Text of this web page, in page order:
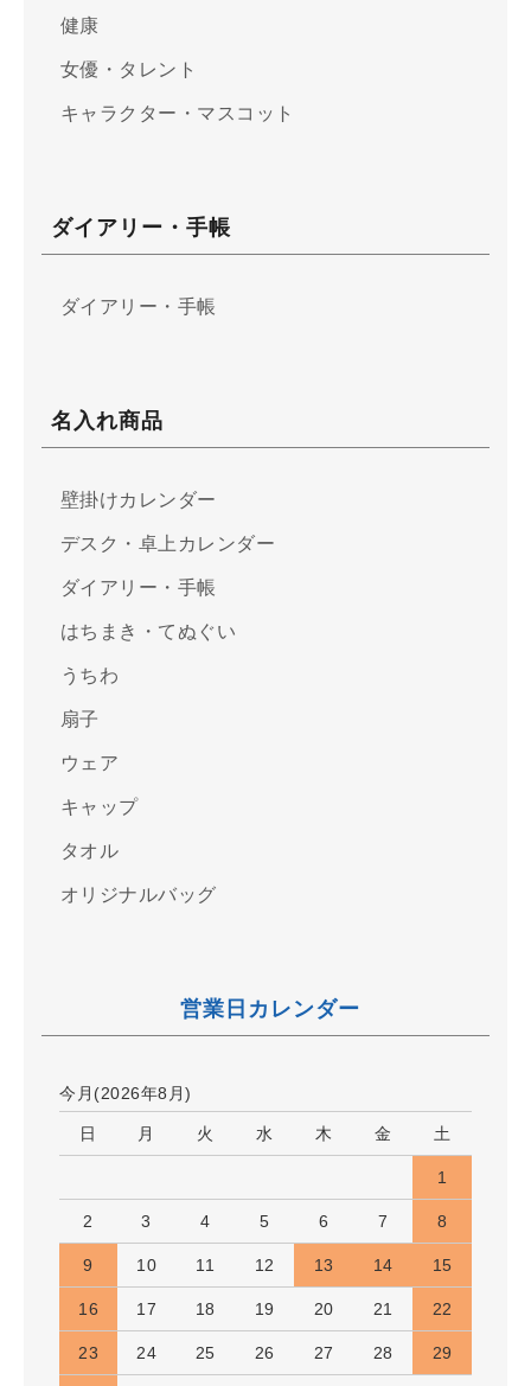
健康
女優・タレント
キャラクター・マスコット
ダイアリー・手帳
ダイアリー・手帳
名入れ商品
壁掛けカレンダー
デスク・卓上カレンダー
ダイアリー・手帳
はちまき・てぬぐい
うちわ
扇子
ウェア
キャップ
タオル
オリジナルバッグ
営業日カレンダー
今月(2026年8月)
日 月 火 水 木 金 土
1
2 3 4 5 6 7 8
9 10 11 12 13 14 15
16 17 18 19 20 21 22
23 24 25 26 27 28 29